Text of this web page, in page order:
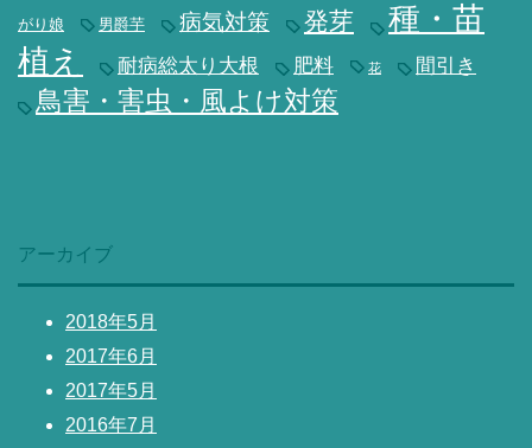
がり娘 男爵芋 病気対策 発芽
種・苗
植え
耐病総太り大根 肥料 花 間引き
鳥害・害虫・風よけ対策
アーカイブ
2018年5月
2017年6月
2017年5月
2016年7月